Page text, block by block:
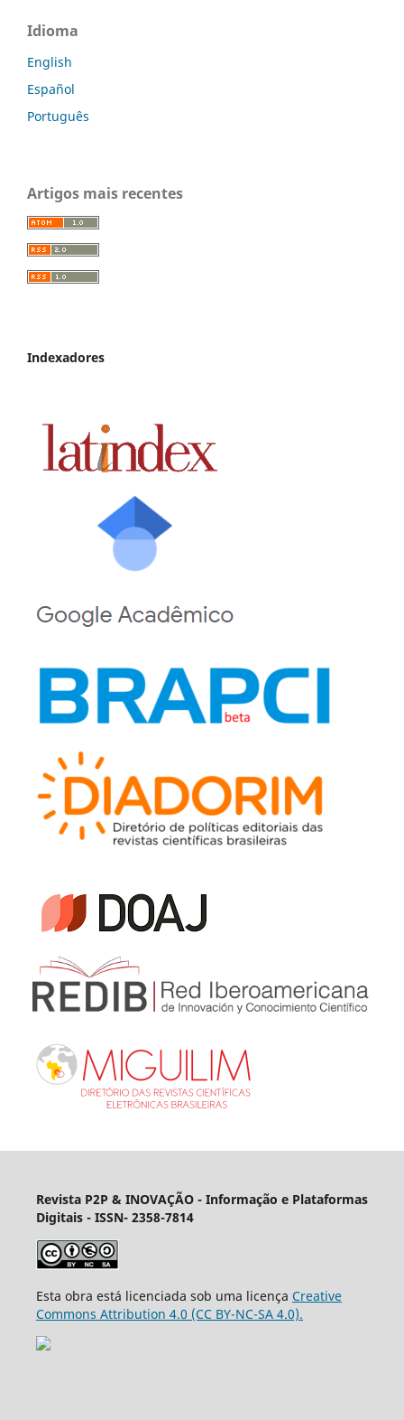
Idioma
English
Español
Português
Artigos mais recentes
Indexadores
Revista P2P & INOVAÇÃO - Informação e Plataformas
Digitais - ISSN- 2358-7814
Esta obra está licenciada sob uma licença Creative
Commons Attribution 4.0 (CC BY-NC-SA 4.0).